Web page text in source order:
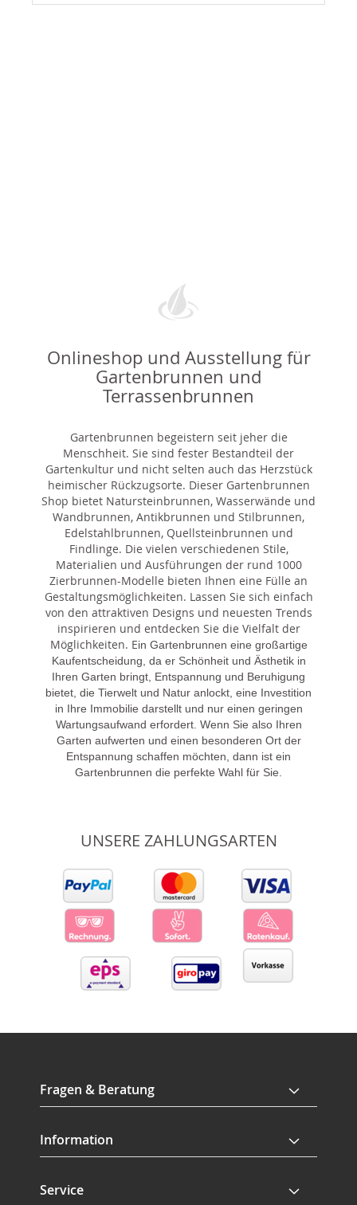
Onlineshop und Ausstellung für
Gartenbrunnen und
Terrassenbrunnen
Gartenbrunnen begeistern seit jeher die
Menschheit. Sie sind fester Bestandteil der
Gartenkultur und nicht selten auch das Herzstück
heimischer Rückzugsorte. Dieser Gartenbrunnen
Shop bietet Natursteinbrunnen, Wasserwände und
Wandbrunnen, Antikbrunnen und Stilbrunnen,
Edelstahlbrunnen, Quellsteinbrunnen und
Findlinge. Die vielen verschiedenen Stile,
Materialien und Ausführungen der rund 1000
Zierbrunnen-Modelle bieten Ihnen eine Fülle an
Gestaltungsmöglichkeiten. Lassen Sie sich einfach
von den attraktiven Designs und neuesten Trends
inspirieren und entdecken Sie die Vielfalt der
Möglichkeiten. Ein Gartenbrunnen eine großartige
Kaufentscheidung, da er Schönheit und Ästhetik in
Ihren Garten bringt, Entspannung und Beruhigung
bietet, die Tierwelt und Natur anlockt, eine Investition
in Ihre Immobilie darstellt und nur einen geringen
Wartungsaufwand erfordert. Wenn Sie also Ihren
Garten aufwerten und einen besonderen Ort der
Entspannung schaffen möchten, dann ist ein
Gartenbrunnen die perfekte Wahl für Sie.
UNSERE ZAHLUNGSARTEN
Fragen & Beratung
Information
Service